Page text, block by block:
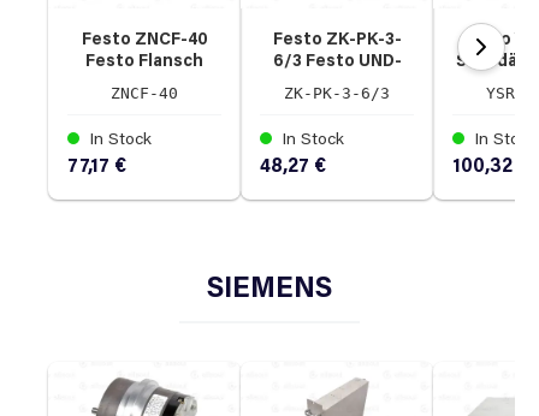
Festo ZNCF-40
Festo Flansch
ZNCF-40
In Stock
77,17 €
Festo ZK-PK-3-
6/3 Festo UND-
ZK-PK-3-6/3
In Stock
48,27 €
Festo
YSR-
In Stock
100,32 €
SIEMENS